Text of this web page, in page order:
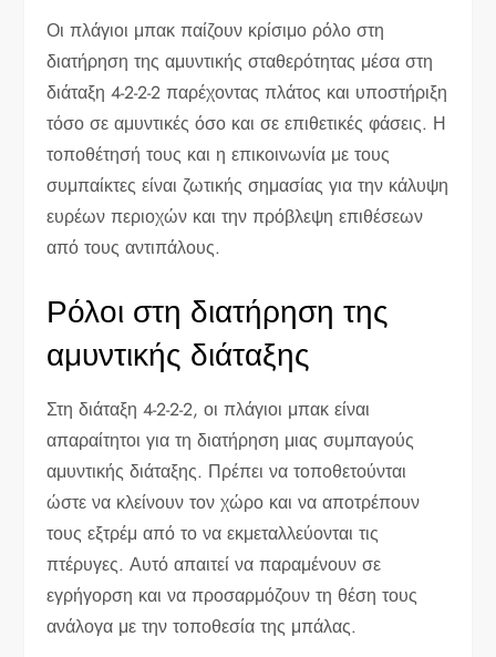
Οι πλάγιοι μπακ παίζουν κρίσιμο ρόλο στη
διατήρηση της αμυντικής σταθερότητας μέσα στη
διάταξη 4-2-2-2 παρέχοντας πλάτος και υποστήριξη
τόσο σε αμυντικές όσο και σε επιθετικές φάσεις. Η
τοποθέτησή τους και η επικοινωνία με τους
συμπαίκτες είναι ζωτικής σημασίας για την κάλυψη
ευρέων περιοχών και την πρόβλεψη επιθέσεων
από τους αντιπάλους.
Ρόλοι στη διατήρηση της
αμυντικής διάταξης
Στη διάταξη 4-2-2-2, οι πλάγιοι μπακ είναι
απαραίτητοι για τη διατήρηση μιας συμπαγούς
αμυντικής διάταξης. Πρέπει να τοποθετούνται
ώστε να κλείνουν τον χώρο και να αποτρέπουν
τους εξτρέμ από το να εκμεταλλεύονται τις
πτέρυγες. Αυτό απαιτεί να παραμένουν σε
εγρήγορση και να προσαρμόζουν τη θέση τους
ανάλογα με την τοποθεσία της μπάλας.